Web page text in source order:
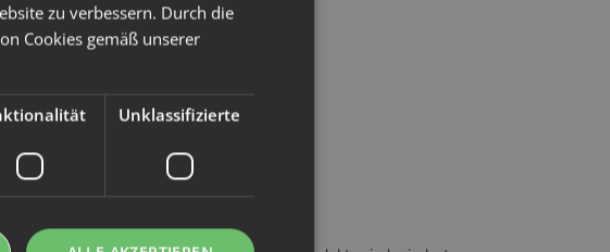
zu verbessern. Durch die
Cookies gemäß unserer
Unklassifizierte